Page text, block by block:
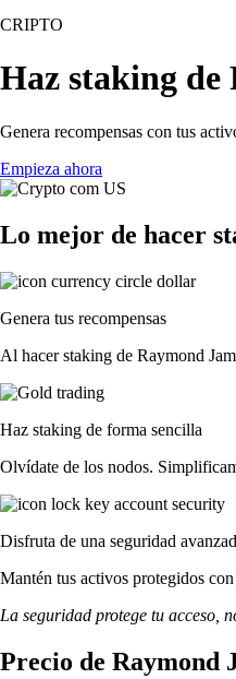
CRIPTO
Haz staking de
Genera recompensas con tus
Empieza ahora
Lo mejor de hacer
Genera tus recompensas
Al hacer staking de Raymond
Haz staking de forma sencilla
Olvídate de los nodos.
Disfruta de una seguridad
Mantén tus activos protegidos
La seguridad protege tu acceso,
Precio de Raymond